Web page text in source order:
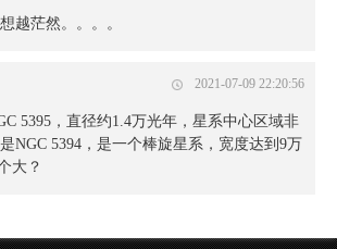
越茫然。。。。
2021-07-09 22:20:56
5395，直径约1.4万光年，星系中心区域非
NGC 5394，是一个棒旋星系，宽度达到9万
大？